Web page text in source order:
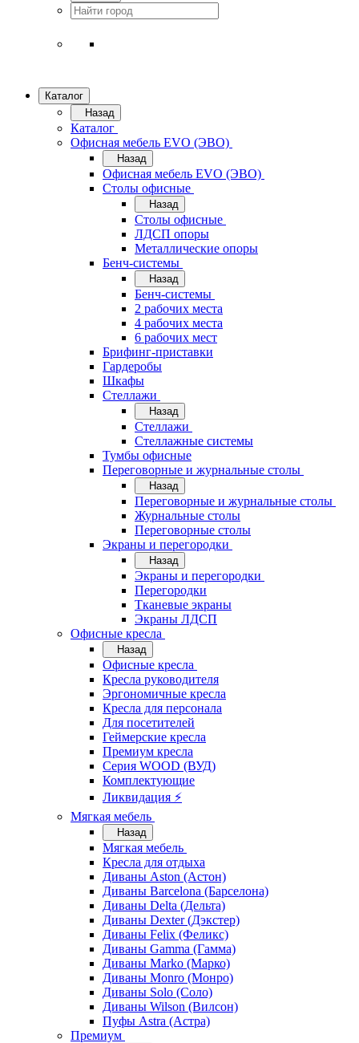
Каталог
Назад
Каталог
Офисная мебель EVO (ЭВО)
Назад
Офисная мебель EVO (ЭВО)
Cтолы офисные
Назад
Cтолы офисные
ЛДСП опоры
Металлические опоры
Бенч-системы
Назад
Бенч-системы
2 рабочих места
4 рабочих места
6 рабочих мест
Брифинг-приставки
Гардеробы
Шкафы
Стеллажи
Назад
Стеллажи
Стеллажные системы
Тумбы офисные
Переговорные и журнальные столы
Назад
Переговорные и журнальные столы
Журнальные столы
Переговорные столы
Экраны и перегородки
Назад
Экраны и перегородки
Перегородки
Тканевые экраны
Экраны ЛДСП
Офисные кресла
Назад
Офисные кресла
Кресла руководителя
Эргономичные кресла
Кресла для персонала
Для посетителей
Геймерские кресла
Премиум кресла
Серия WOOD (ВУД)
Комплектующие
Ликвидация ⚡
Мягкая мебель
Назад
Мягкая мебель
Кресла для отдыха
Диваны Aston (Астон)
Диваны Barcelona (Барселона)
Диваны Delta (Дельта)
Диваны Dexter (Дэкстер)
Диваны Felix (Феликс)
Диваны Gamma (Гамма)
Диваны Marko (Марко)
Диваны Monro (Монро)
Диваны Solo (Соло)
Диваны Wilson (Вилсон)
Пуфы Astra (Астра)
Премиум